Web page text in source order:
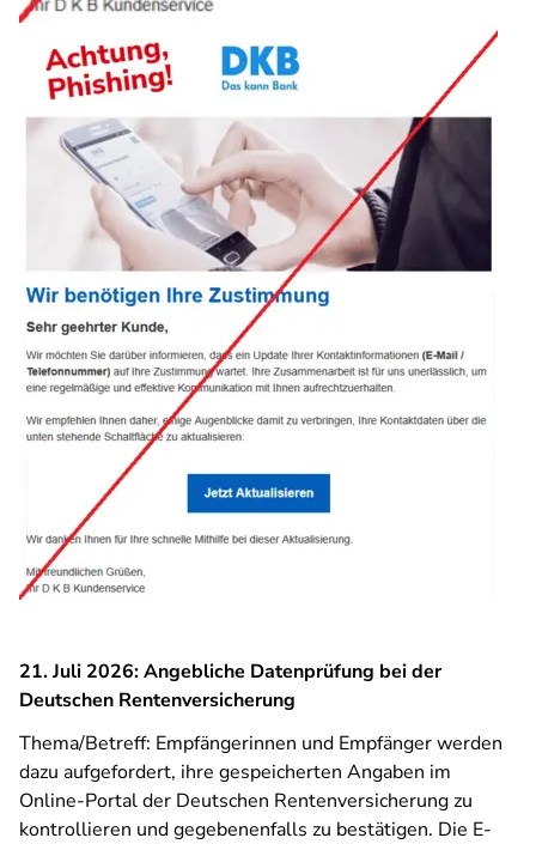
21. Juli 2026: Angebliche Datenprüfung bei der
Deutschen Rentenversicherung
Thema/Betreff: Empfängerinnen und Empfänger werden
dazu aufgefordert, ihre gespeicherten Angaben im
Online-Portal der Deutschen Rentenversicherung zu
kontrollieren und gegebenenfalls zu bestätigen. Die E-